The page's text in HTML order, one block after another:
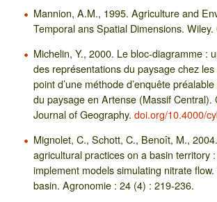
Mannion, A.M., 1995. Agriculture and
Temporal ans Spatial Dimensions.
Michelin, Y., 2000. Le bloc-diagramme :
des représentations du paysage chez
point d’une méthode d’enquête
du paysage en Artense (Massif Central).
Journal of Geography. doi.org/10.4000/
Mignolet, C., Schott, C., Benoît, M.,
agricultural practices on a basin territory
implement models simulating nitrate
basin. Agronomie : 24 (4) : 219-236.